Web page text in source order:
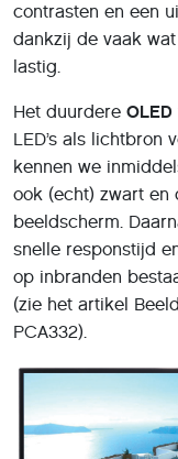
contrasten en een
dankzij de vaak
lastig.
Het duurdere OLED
LED’s als lichtbron
kennen we
ook (echt) zwart en
beeldscherm.
snelle responstijd
op inbranden
(zie het artikel
PCA332).